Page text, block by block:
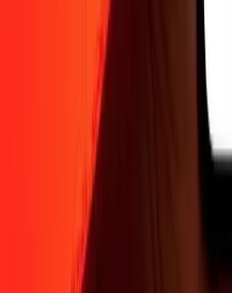
Blog
Entreprise Devenir agent
Politique de confidentialité
Promotion
d'accessibilité
Suivez-nous